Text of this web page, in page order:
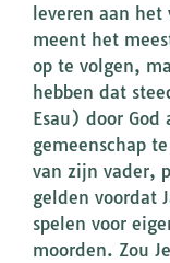
leveren aan het
meent het
op te volgen,
hebben dat
Esau) door God
gemeenschap
van zijn vader,
gelden voordat
spelen voor
moorden. Zou